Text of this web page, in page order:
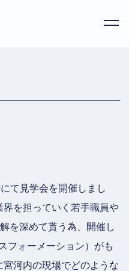
て見学会を開催しまし
を担っていく若手職員や
を深めて貰う為、開催し
フォーメーション）がも
河内の現場でどのような